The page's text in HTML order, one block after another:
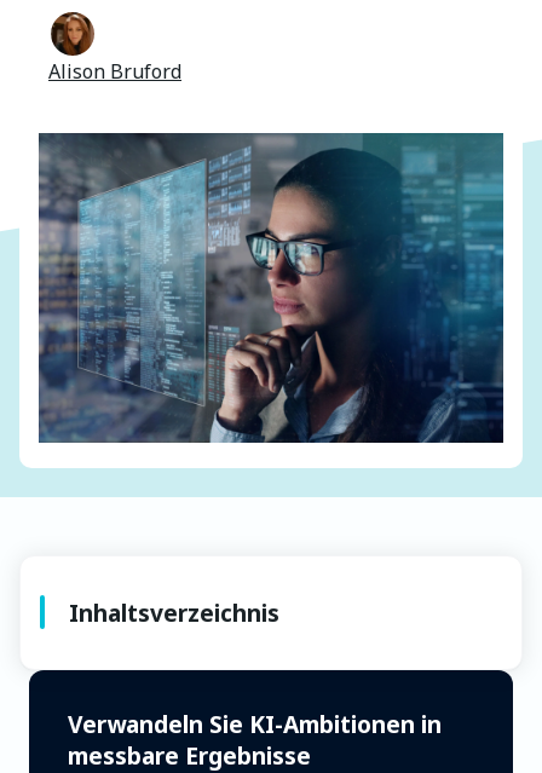
Alison Bruford
Inhaltsverzeichnis
Verwandeln Sie KI-Ambitionen in
messbare Ergebnisse